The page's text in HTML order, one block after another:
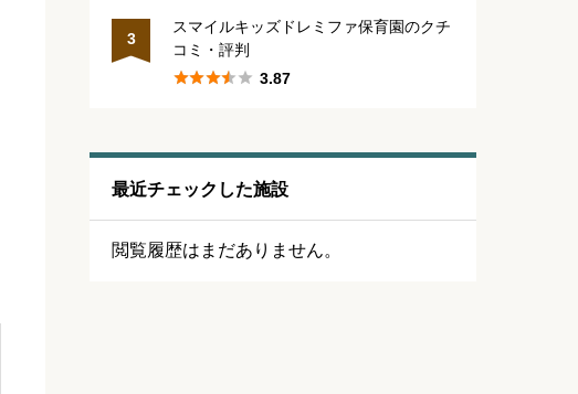
3
スマイルキッズドレミファ保育園のクチ
コミ・評判
 3.87
最近チェックした施設
閲覧履歴はまだありません。